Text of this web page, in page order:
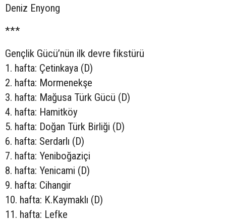
Deniz Enyong
***
Gençlik Gücü’nün ilk devre fikstürü
1. hafta: Çetinkaya (D)
2. hafta: Mormenekşe
3. hafta: Mağusa Türk Gücü (D)
4. hafta: Hamitköy
5. hafta: Doğan Türk Birliği (D)
6. hafta: Serdarlı (D)
7. hafta: Yeniboğaziçi
8. hafta: Yenicami (D)
9. hafta: Cihangir
10. hafta: K.Kaymaklı (D)
11. hafta: Lefke